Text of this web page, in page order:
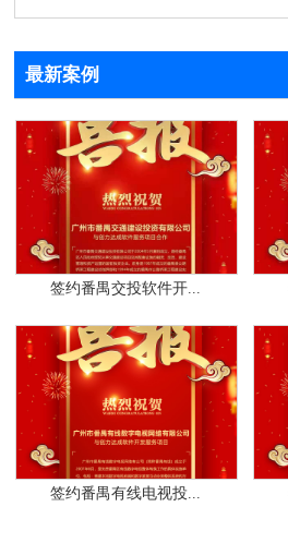
最新案例
签约番禺交投软件开...
签约番禺有线电视投...